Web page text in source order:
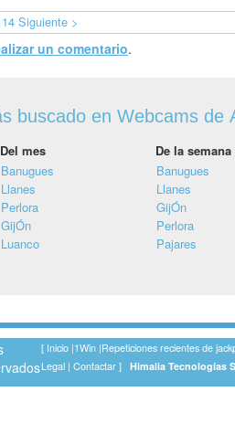
14 Siguiente >
un comentario.
buscado en Webcams de
Del mes
De la semana
Banugues
Llanes
Perlora
GijÓn
Luanco
Banugues
Llanes
GijÓn
Perlora
Pajares
[ Inicio |1Win |Repeticiones recientes de
Legal | Contactar Himalia Tecnologías